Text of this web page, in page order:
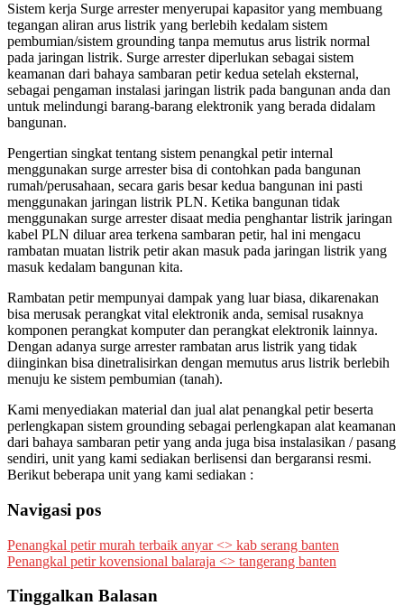
Sistem kerja Surge arrester menyerupai kapasitor yang membuang
tegangan aliran arus listrik yang berlebih kedalam sistem
pembumian/sistem grounding tanpa memutus arus listrik normal
pada jaringan listrik. Surge arrester diperlukan sebagai sistem
keamanan dari bahaya sambaran petir kedua setelah eksternal,
sebagai pengaman instalasi jaringan listrik pada bangunan anda dan
untuk melindungi barang-barang elektronik yang berada didalam
bangunan.
Pengertian singkat tentang sistem penangkal petir internal
menggunakan surge arrester bisa di contohkan pada bangunan
rumah/perusahaan, secara garis besar kedua bangunan ini pasti
menggunakan jaringan listrik PLN. Ketika bangunan tidak
menggunakan surge arrester disaat media penghantar listrik jaringan
kabel PLN diluar area terkena sambaran petir, hal ini mengacu
rambatan muatan listrik petir akan masuk pada jaringan listrik yang
masuk kedalam bangunan kita.
Rambatan petir mempunyai dampak yang luar biasa, dikarenakan
bisa merusak perangkat vital elektronik anda, semisal rusaknya
komponen perangkat komputer dan perangkat elektronik lainnya.
Dengan adanya surge arrester rambatan arus listrik yang tidak
diinginkan bisa dinetralisirkan dengan memutus arus listrik berlebih
menuju ke sistem pembumian (tanah).
Kami menyediakan material dan jual alat penangkal petir beserta
perlengkapan sistem grounding sebagai perlengkapan alat keamanan
dari bahaya sambaran petir yang anda juga bisa instalasikan / pasang
sendiri, unit yang kami sediakan berlisensi dan bergaransi resmi.
Berikut beberapa unit yang kami sediakan :
Navigasi pos
Penangkal petir murah terbaik anyar <> kab serang banten
Penangkal petir kovensional balaraja <> tangerang banten
Tinggalkan Balasan